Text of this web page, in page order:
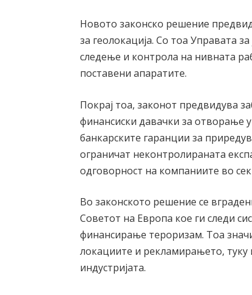
Новото законско решение
за геолокација. Со тоа Управата
следење и контрола на нивната
поставени апаратите.
Покрај тоа, законот предвидува
финансиски давачки за отворање
банкарските гаранции за
ограничат неконтролираната
одговорност на компаниите во
Во законското решение се
Советот на Европа кое ги следи
финансирање тероризам. Тоа
локациите и рекламирањето, туку
индустријата.